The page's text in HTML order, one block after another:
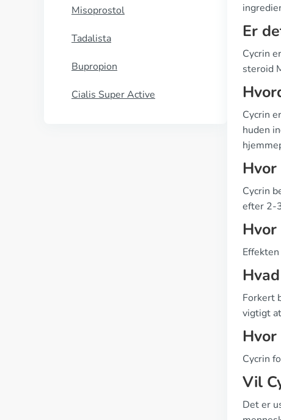
Misoprostol
Tadalista
Bupropion
Cialis Super Active
Er
Cycrin
steroid
Cycrin
huden
Cycrin
efter 2-
Forkert
vigtigt
Cycrin
Vil
Det er